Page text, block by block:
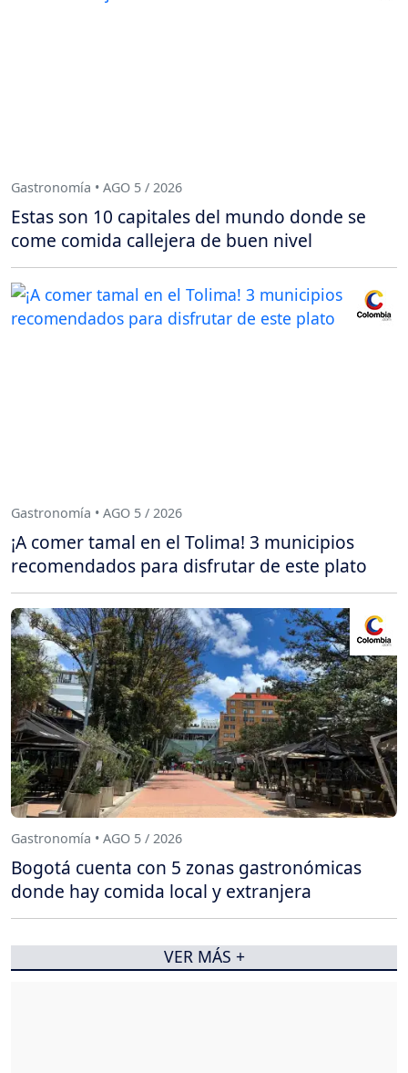
Gastronomía • AGO 5 / 2026
Estas son 10 capitales del mundo donde se
come comida callejera de buen nivel
Gastronomía • AGO 5 / 2026
¡A comer tamal en el Tolima! 3 municipios
recomendados para disfrutar de este plato
Gastronomía • AGO 5 / 2026
Bogotá cuenta con 5 zonas gastronómicas
donde hay comida local y extranjera
VER MÁS +